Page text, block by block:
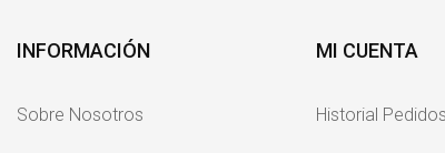
INFORMACIÓN
Sobre Nosotros
MI CUENTA
Historial Pedidos